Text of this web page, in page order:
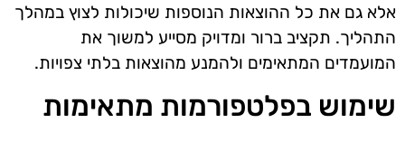
אלא גם את כל ההוצאות הנוספות שיכולות לצוץ במהלך
התהליך. תקציב ברור ומדויק מסייע למשוך את
המועמדים המתאימים ולהמנע מהוצאות בלתי צפויות.
שימוש בפלטפורמות מתאימות